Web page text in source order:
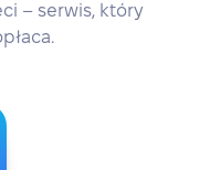
– serwis, który